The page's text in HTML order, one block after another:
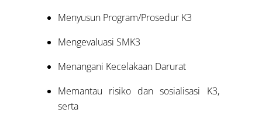
Menyusun Program/Prosedur K3
Mengevaluasi SMK3
Menangani Kecelakaan Darurat
Memantau risiko dan sosialisasi K3,
serta